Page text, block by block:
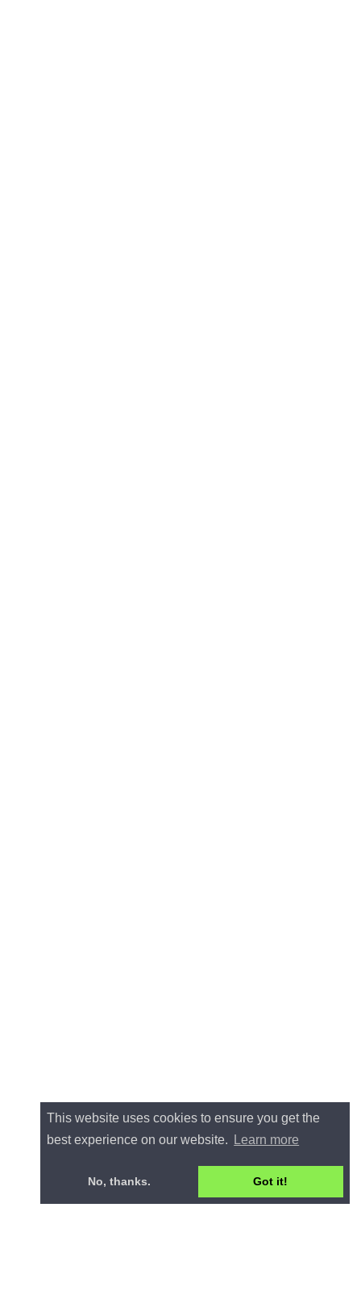
This website uses cookies to ensure you get the
best experience on our website.
Learn more
No, thanks. Got it!